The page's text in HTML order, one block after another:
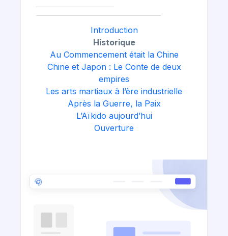
Introduction
Historique
Au Commencement était la Chine
Chine et Japon : Le Conte de deux
empires
Les arts martiaux à l’ère industrielle
Après la Guerre, la Paix
L’Aïkido aujourd’hui
Ouverture